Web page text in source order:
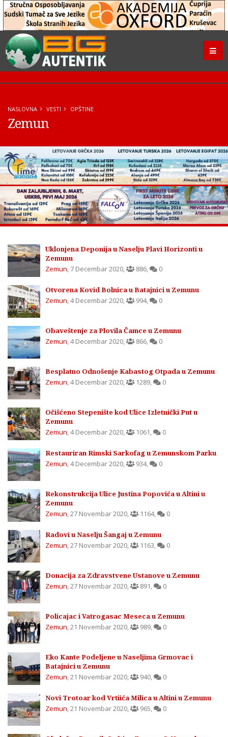
NASLOVNA VESTI OPŠTINE
Zemun
Uklonjena Deponija u Naselju Plavi Horizonti u
Zemunu
Zemun, 7 Decembar 2020, 886, 0
Otvorena Kovid Bolnica u Batajnici u Zemunu
Zemun,4 Decembar 2020, 994, 0
Obaveštenje za Plovila Čamce u Zemunu
Zemun,4 Decembar 2020, 866, 0
Besplatno Odnošenje Kabastog Otpada u Zemunu
Zemun,4 Decembar 2020, 1289, 0
Očišćeno Stepenište kod Ulice Izletnički Put u
Zemunu
Zemun,4 Decembar 2020, 1061, 0
Restauriran Rimski Sarkofag u Zemunskom Parku
Zemun,4 Decembar 2020, 934, 0
Rekonstrukcija Ulice Justina Popovića u Altini u
Zemunu
Zemun,27 Novembar 2020, 1164, 0
Radovi u Naselju Šangaj u Zemunu
Zemun,27 Novembar 2020, 1163, 0
Donacija za Zdravstvene Ustanove u Zemunu
Zemun,27 Novembar 2020, 891, 0
Policajac i Vatrogasac Meseca u Zemunu
Zemun,21 Novembar 2020, 989, 0
Eko Kante Podeljene u Naseljima Grmovac i
Batajnici u Zemunu
Zemun,21 Novembar 2020, 940, 0
Novi Trotoar kod Vrtiića Milica u Altini u Zemunu
Zemun,21 Novembar 2020, 965, 0